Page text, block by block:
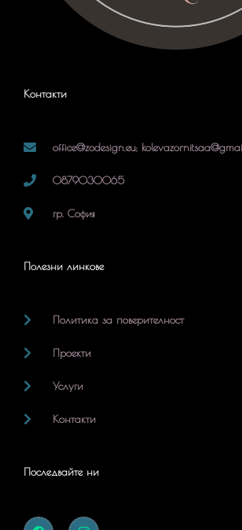
Контакти
office@zodesign.eu;
0879030065
гр. София
Полезни линкове
Политика за поверителност
Проекти
Услуги
Контакти
Последвайте ни
F
I